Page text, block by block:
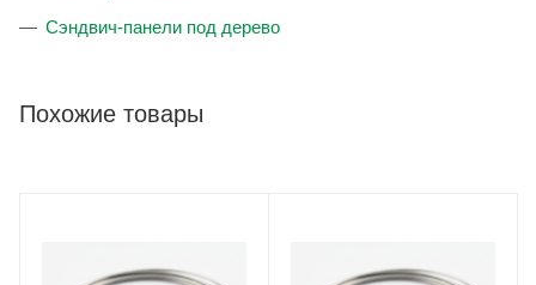
Сэндвич-панели под дерево
Похожие товары